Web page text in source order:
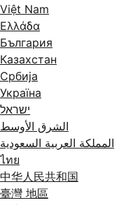
Việt Nam
Ελλάδα
България
Казахстан
Србија
Україна
ישראל
الشرق الأوسط
المملكة العربية السعودية
ไทย
中华人民共和国
臺灣 地區